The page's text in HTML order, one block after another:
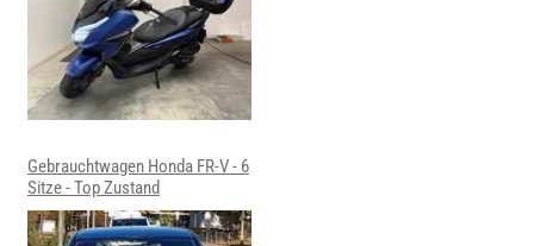
Gebrauchtwagen Honda FR-V - 6
Sitze - Top Zustand